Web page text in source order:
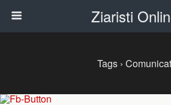
Ziaristi
Tags › Comunicat